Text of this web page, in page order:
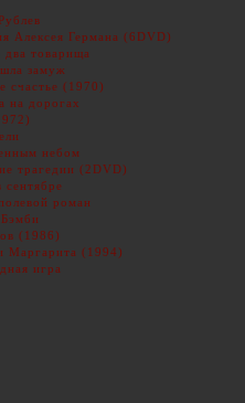
Алексея Германа (6DVD)
товарища
замуж
счастье (1970)
на дорогах
небом
трагедии (2DVD)
сентябре
роман
(1986)
Маргарита (1994)
игра